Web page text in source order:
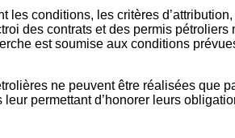
conditions, les critères
des contrats et des permis
est soumise aux conditions
ne peuvent être réalisées que
permettant d’honorer leurs